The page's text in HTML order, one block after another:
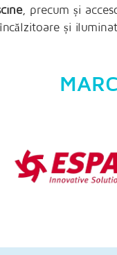
, precum și
și